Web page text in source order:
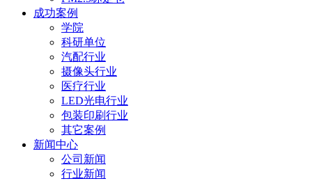
成功案例
学院
科研单位
汽配行业
摄像头行业
医疗行业
LED光电行业
包装印刷行业
其它案例
新闻中心
公司新闻
行业新闻